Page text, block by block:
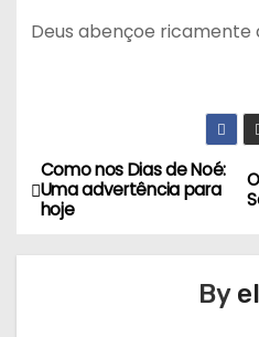
Deus abençoe ricamente
N
a
Como nos Dias de Noé:
Uma advertência para
hoje
By